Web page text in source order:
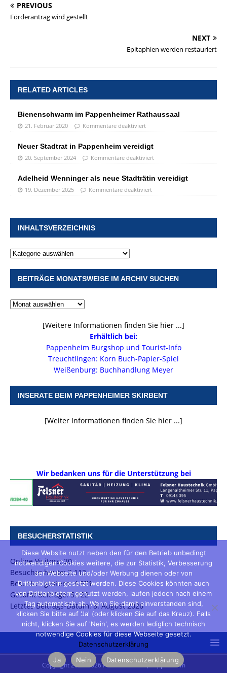
PREVIOUS
Förderantrag wird gestellt
NEXT
Epitaphien werden restauriert
RELATED ARTICLES
Bienenschwarm im Pappenheimer Rathaussaal
21. Februar 2020 Kommentare deaktiviert
Neuer Stadtrat in Pappenheim vereidigt
20. September 2024 Kommentare deaktiviert
Adelheid Wenninger als neue Stadträtin vereidigt
19. Dezember 2025 Kommentare deaktiviert
INHALTSVERZEICHNIS
BEITRÄGE MONATSWEISE IM ARCHIV SUCHEN
[Weitere Informationen finden Sie hier ...]
Erhältlich bei:
Pappenheim Burgshop und Tourist-Info
Treuchtlingen: Korn Buch-Papier-Spiel
Weißenburg: Buchhandlung Meyer
INSERATE BEIM PAPPENHEIMER SKIRBENT
[Weiter Informationen finden Sie hier ...]
Wir bedanken uns für die Unterstützung bei
BESUCHERSTATISTIK
Online Visitors:30
Besucher heute:2.113
Besucher gestern:4.971
Gesamt Beiträge:5.122
Letztes Beitrags-Datum:8. August 2026
Copyright 2003-2026 Peter Prusakow, Pappenheim
Diese Website nutzt neben den für den Betrieb unbedingt
notwendigen Cookies weitere, die zur Statistik, Verbesserung
der Webseite und/oder Werbung dienen oder von
Drittanbietern gesetzt werden. Diese Cookies könnten auch
von Drittanbietern genutzt werden, laufen jedoch nach einem
Tag automatisch ab. Wenn Sie damit einverstanden sind,
klicken Sie bitte auf 'Ja' (oder klicken Sie auf das Kreuz). Falls
nicht, klicken Sie auf 'Nein', es werden lediglich technisch
notwendige Cookies für diese Webseite gesetzt.
Datenschutzerklärung
Ja
Nein Datenschutzerklärung